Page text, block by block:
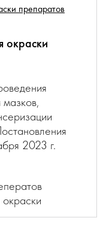
препаратов
окраски
мазков,
2023 г.